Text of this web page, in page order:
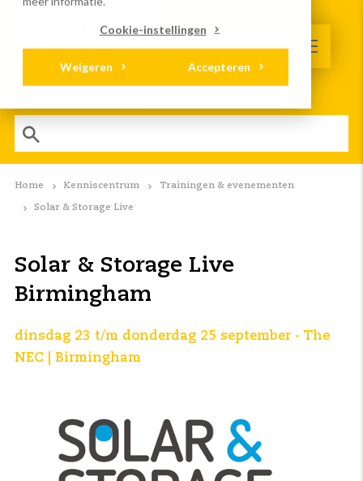
Cookie-instellingen
Accepteren
Weigeren
Home Kenniscentrum Trainingen & evenementen
Solar & Storage Live
Solar & Storage Live
Birmingham
dinsdag 23 t/m donderdag 25 september - The
NEC | Birmingham